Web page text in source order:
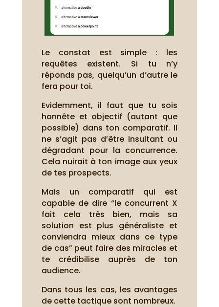
Le constat est simple : les
requêtes existent. Si tu n’y
réponds pas, quelqu’un d’autre le
fera pour toi.
Evidemment, il faut que tu sois
honnête et objectif (autant que
possible) dans ton comparatif. Il
ne s’agit pas d’être insultant ou
dégradant pour la concurrence.
Cela nuirait à ton image aux yeux
de tes prospects.
Mais un comparatif qui est
capable de dire “le concurrent X
fait cela très bien, mais sa
solution est plus généraliste et
conviendra mieux dans ce type
de cas” peut faire des miracles et
te crédibilise auprès de ton
audience.
Dans tous les cas, les avantages
de cette tactique sont nombreux.